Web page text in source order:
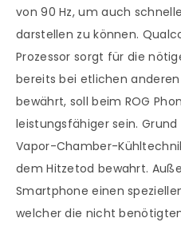
von 90 Hz, um auch
darstellen zu können.
Prozessor sorgt für die
bereits bei etlichen
bewährt, soll beim ROG
leistungsfähiger sein.
Vapor-Chamber-
dem Hitzetod bewahrt.
Smartphone einen
welcher die nicht